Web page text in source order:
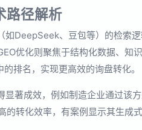
路径解析
如DeepSeek、豆包等）的检索
优化则聚焦于结构化数据、知
排名，实现更高效的询盘转化。
著成效，例如制造企业通过该
的转化效率，有案例显示其生成